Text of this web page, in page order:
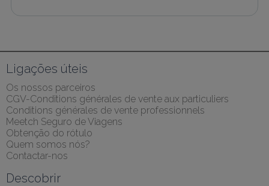
Ligações úteis
Os nossos parceiros
CGV-Conditions générales de vente aux particuliers
Conditions générales de vente professionnels
Meetch Seguro de Viagens
Obtenção do rótulo
Quem somos nós?
Contactar-nos
Descobrir